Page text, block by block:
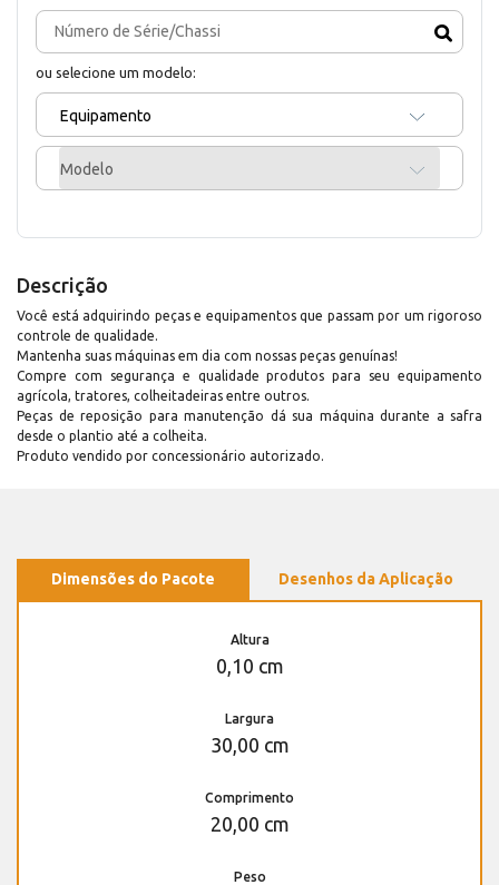
ou selecione um modelo:
Equipamento
Modelo
Descrição
Você está adquirindo peças e equipamentos que passam por um rigoroso
controle de qualidade.
Mantenha suas máquinas em dia com nossas peças genuínas!
Compre com segurança e qualidade produtos para seu equipamento
agrícola, tratores, colheitadeiras entre outros.
Peças de reposição para manutenção dá sua máquina durante a safra
desde o plantio até a colheita.
Produto vendido por concessionário autorizado.
Dimensões do Pacote Desenhos da Aplicação
Altura
0,10 cm
Largura
30,00 cm
Comprimento
20,00 cm
Peso